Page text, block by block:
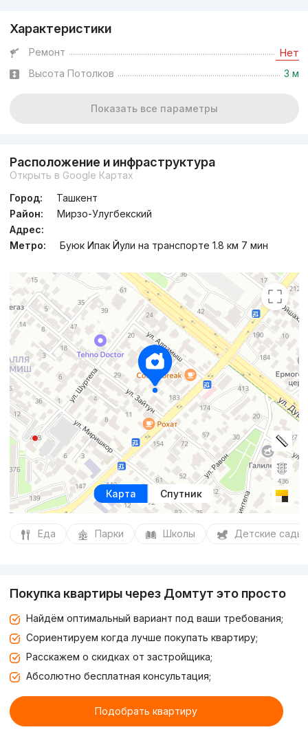
Характеристики
Ремонт Нет
Высота Потолков 3 м
Показать все параметры
Расположение и инфраструктура
Открыть в Google Картах
Город:
Ташкент
Район:
Мирзо-Улугбекский
Адрес:
Метро:
Буюк Ипак Йули на транспорте 1.8 км 7 мин
Карта Спутник
Еда Парки Школы Детские сады
Покупка квартиры через Домтут это просто
Найдём оптимальный вариант под ваши требования;
Сориентируем когда лучше покупать квартиру;
Расскажем о скидках от застройщика;
Абсолютно бесплатная консультация;
Подобрать квартиру